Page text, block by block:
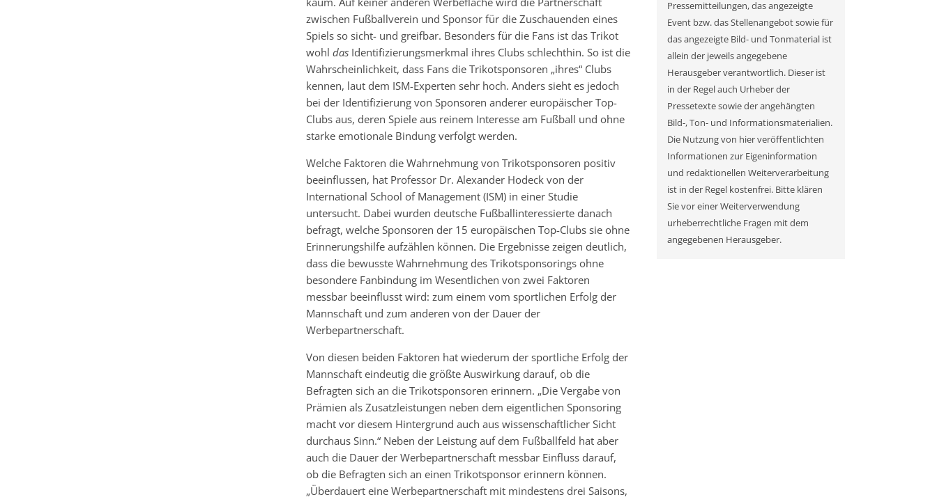
zwischen Fußballverein und Sponsor für die Zuschauenden eines
Spiels so sicht- und greifbar. Besonders für die Fans ist das Trikot
wohl das Identifizierungsmerkmal ihres Clubs schlechthin. So ist die
Wahrscheinlichkeit, dass Fans die Trikotsponsoren „ihres“ Clubs
kennen, laut dem ISM-Experten sehr hoch. Anders sieht es jedoch
bei der Identifizierung von Sponsoren anderer europäischer Top-
Clubs aus, deren Spiele aus reinem Interesse am Fußball und ohne
starke emotionale Bindung verfolgt werden.
Welche Faktoren die Wahrnehmung von Trikotsponsoren positiv
beeinflussen, hat Professor Dr. Alexander Hodeck von der
International School of Management (ISM) in einer Studie
untersucht. Dabei wurden deutsche Fußballinteressierte danach
befragt, welche Sponsoren der 15 europäischen Top-Clubs sie ohne
Erinnerungshilfe aufzählen können. Die Ergebnisse zeigen deutlich,
dass die bewusste Wahrnehmung des Trikotsponsorings ohne
besondere Fanbindung im Wesentlichen von zwei Faktoren
messbar beeinflusst wird: zum einem vom sportlichen Erfolg der
Mannschaft und zum anderen von der Dauer der
Werbepartnerschaft.
Von diesen beiden Faktoren hat wiederum der sportliche Erfolg der
Mannschaft eindeutig die größte Auswirkung darauf, ob die
Befragten sich an die Trikotsponsoren erinnern. „Die Vergabe von
Prämien als Zusatzleistungen neben dem eigentlichen Sponsoring
macht vor diesem Hintergrund auch aus wissenschaftlicher Sicht
durchaus Sinn.“ Neben der Leistung auf dem Fußballfeld hat aber
auch die Dauer der Werbepartnerschaft messbar Einfluss darauf,
ob die Befragten sich an einen Trikotsponsor erinnern können.
„Überdauert eine Werbepartnerschaft mit mindestens drei Saisons,
Pressemitteilungen, das angezeigte
Event bzw. das Stellenangebot sowie für
das angezeigte Bild- und Tonmaterial ist
allein der jeweils angegebene
Herausgeber verantwortlich. Dieser ist
in der Regel auch Urheber der
Pressetexte sowie der angehängten
Bild-, Ton- und Informationsmaterialien.
Die Nutzung von hier veröffentlichten
Informationen zur Eigeninformation
und redaktionellen Weiterverarbeitung
ist in der Regel kostenfrei. Bitte klären
Sie vor einer Weiterverwendung
urheberrechtliche Fragen mit dem
angegebenen Herausgeber.